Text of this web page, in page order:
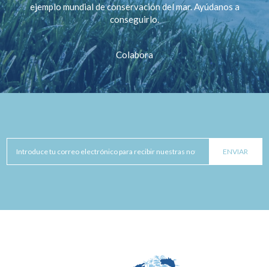
ejemplo mundial de conservación del mar. Ayúdanos a
conseguirlo.
Colabora